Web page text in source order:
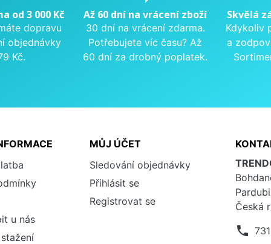
od 3 000 Kč
dopravu
objednávky
Kč.
Až 60 dní na vrácení zboží
30 dní na vrácení zdarma.
Potřebujete víc času? Až
60 dní za drobný poplatek.
Skvělá
Kdykoliv
a
u nás
MŮJ ÚČET
Sledování objednávky
Přihlásit se
Registrovat se
Česká
phone